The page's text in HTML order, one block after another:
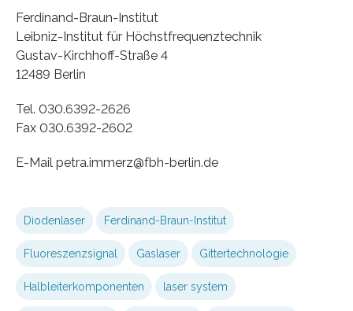
Ferdinand-Braun-Institut
Leibniz-Institut für Höchstfrequenztechnik
Gustav-Kirchhoff-Straße 4
12489 Berlin
Tel. 030.6392-2626
Fax 030.6392-2602
E-Mail petra.immerz@fbh-berlin.de
Diodenlaser Ferdinand-Braun-Institut
Fluoreszenzsignal Gaslaser Gittertechnologie
Halbleiterkomponenten laser system